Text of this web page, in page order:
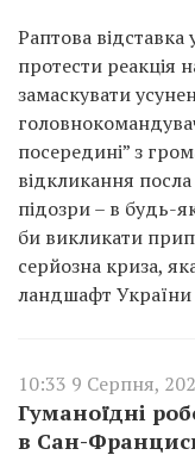
Раптова
протести реакція
замаскувати
посередині” з
відкликання
підозри – в будь-
би викликати
серйозна криза,
ландшафт України
10:33 9 Серпня,
Гуманоїдні
в Сан-